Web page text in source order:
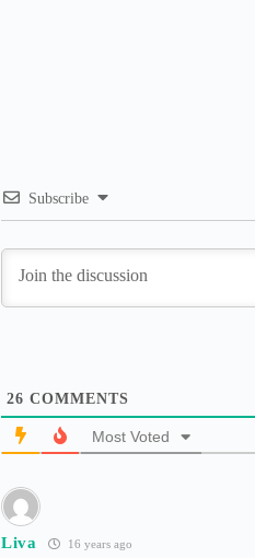
Subscribe
26 COMMENTS
Most Voted
Liva 16 years ago